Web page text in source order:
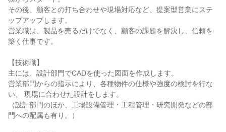
その後、顧客との打ち合わせや現場対応など、提案型営業にステ
ップアップします。
営業職は、製品を売るだけでなく、顧客の課題を解決し、信頼を
築く仕事です。
【技術職】
主には、設計部門でCADを使った図面を作成します。
営業部門からの指示により、各種物件の仕様や強度の検討を行な
い、 現場に合わせた設計をします。
（設計部門のほか、工場設備管理・工程管理・研究開発などの部
門への配属も有り。）